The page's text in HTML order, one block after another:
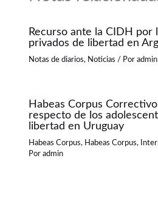
Recurso ante la CIDH por
privados de libertad en
Notas de diarios, Noticias / Poradmin
Habeas Corpus
respecto de los
libertad en Uruguay
Habeas Corpus, Habeas Corpus,
Poradmin